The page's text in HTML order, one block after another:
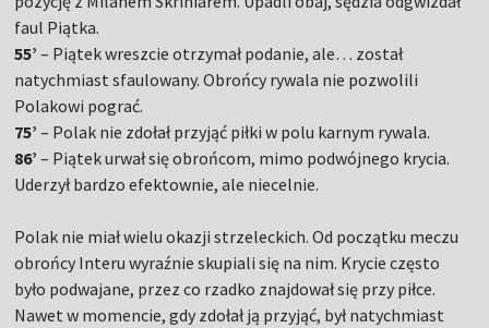
faul Piątka.
55’ – Piątek wreszcie otrzymał podanie, ale… został
natychmiast sfaulowany. Obrońcy rywala nie pozwolili
Polakowi pograć.
75’ – Polak nie zdołał przyjąć piłki w polu karnym rywala.
86’ – Piątek urwał się obrońcom, mimo podwójnego krycia.
Uderzył bardzo efektownie, ale niecelnie.
Polak nie miał wielu okazji strzeleckich. Od początku meczu
obrońcy Interu wyraźnie skupiali się na nim. Krycie często
było podwajane, przez co rzadko znajdował się przy piłce.
Nawet w momencie, gdy zdołał ją przyjąć, był natychmiast